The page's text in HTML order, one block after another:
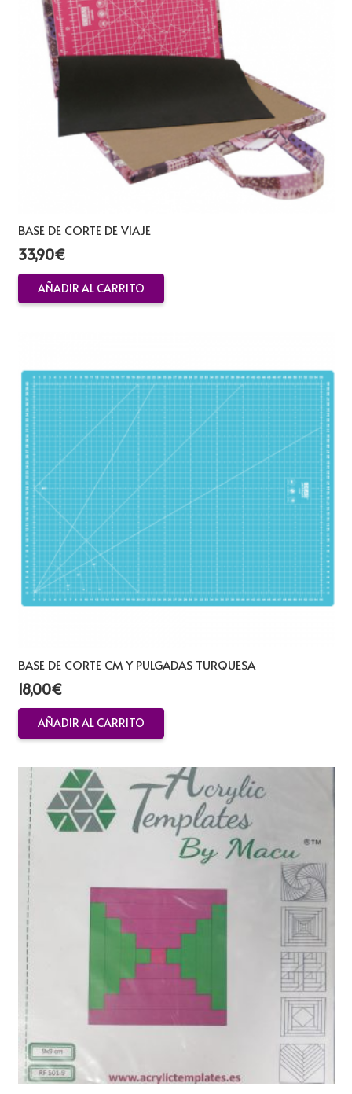
BASE DE CORTE DE VIAJE
33,90€
AÑADIR AL CARRITO
BASE DE CORTE CM Y PULGADAS TURQUESA
18,00€
AÑADIR AL CARRITO